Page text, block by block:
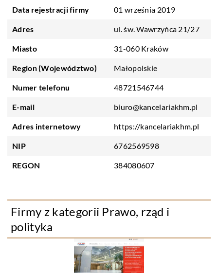
Data rejestracji firmy 01 września 2019
Adres ul. św. Wawrzyńca 21/27
Miasto 31-060 Kraków
Region (Województwo) Małopolskie
Numer telefonu 48721546744
E-mail biuro@kancelariakhm.pl
Adres internetowy https://kancelariakhm.pl
NIP 6762569598
REGON 384080607
Firmy z kategorii Prawo, rząd i
polityka